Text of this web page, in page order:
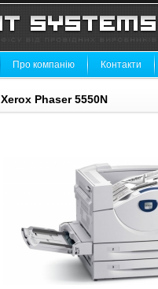
Про компанію Контакти
Xerox Phaser 5550N